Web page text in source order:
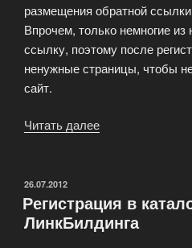
размещения обратной
Впрочем, только немногие
ссылку, поэтому после
ненужные страницы, чтобы
сайт.
Читать далее
ОПУБЛИКОВАНО
26.07.2012
Регистрация в
ЛинкБилдинга